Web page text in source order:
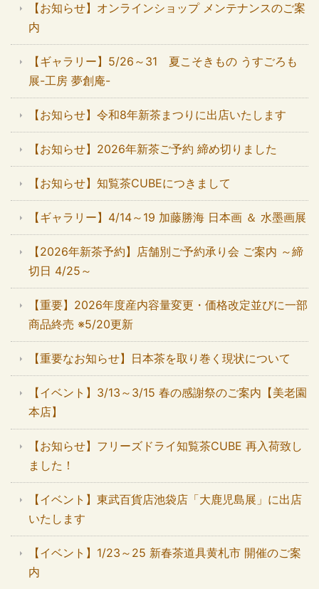
【お知らせ】オンラインショップ メンテナンスのご案
内
【ギャラリー】5/26～31 夏こそきもの うすごろも
展-工房 夢創庵-
【お知らせ】令和8年新茶まつりに出店いたします
【お知らせ】2026年新茶ご予約 締め切りました
【お知らせ】知覧茶CUBEにつきまして
【ギャラリー】4/14～19 加藤勝海 日本画 ＆ 水墨画展
【2026年新茶予約】店舗別ご予約承り会 ご案内 ～締
切日 4/25～
【重要】2026年度産内容量変更・価格改定並びに一部
商品終売 ※5/20更新
【重要なお知らせ】日本茶を取り巻く現状について
【イベント】3/13～3/15 春の感謝祭のご案内【美老園
本店】
【お知らせ】フリーズドライ知覧茶CUBE 再入荷致し
ました！
【イベント】東武百貨店池袋店「大鹿児島展」に出店
いたします
【イベント】1/23～25 新春茶道具黄札市 開催のご案
内